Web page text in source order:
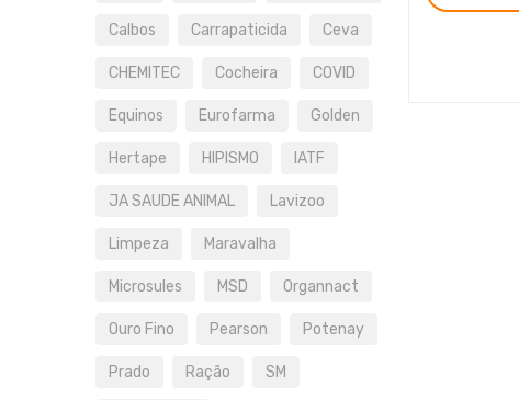
Calbos Carrapaticida Ceva
CHEMITEC Cocheira COVID
Equinos Eurofarma Golden
Hertape HIPISMO IATF
JA SAUDE ANIMAL Lavizoo
Limpeza Maravalha
Microsules MSD Organnact
Ouro Fino Pearson Potenay
Prado Ração SM